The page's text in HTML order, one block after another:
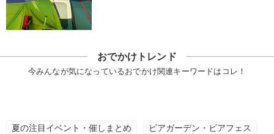
おでかけトレンド
今みんなが気になっているおでかけ関連キーワードはコレ！
夏の注目イベント・催しまとめ ビアガーデン・ビアフェス